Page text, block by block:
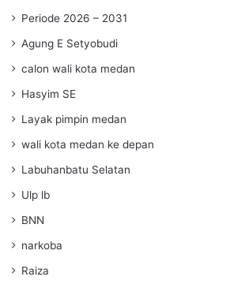
Periode 2026 – 2031
Agung E Setyobudi
calon wali kota medan
Hasyim SE
Layak pimpin medan
wali kota medan ke depan
Labuhanbatu Selatan
Ulp lb
BNN
narkoba
Raiza